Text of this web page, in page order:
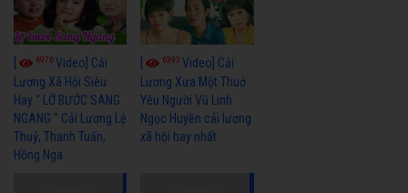
6976Video] Cải
Lương Xã Hội Siêu
Hay " LỠ BƯỚC SANG
NGANG " Cải Lương Lệ
Thuỷ, Thanh Tuấn,
Hồng Nga
6393Video] Cải
Lương Xưa Một Thuở
Yêu Người Vũ Linh
Ngọc Huyền cải lương
xã hội hay nhất